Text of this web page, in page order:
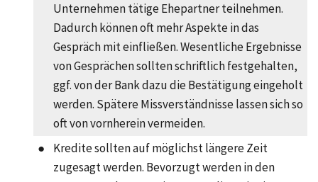
Unternehmen tätige Ehepartner teilnehmen.
Dadurch können oft mehr Aspekte in das
Gespräch mit einfließen. Wesentliche Ergebnisse
von Gesprächen sollten schriftlich festgehalten,
ggf. von der Bank dazu die Bestätigung eingeholt
werden. Spätere Missverständnisse lassen sich so
oft von vornherein vermeiden.
●
Kredite sollten auf möglichst längere Zeit
zugesagt werden. Bevorzugt werden in den